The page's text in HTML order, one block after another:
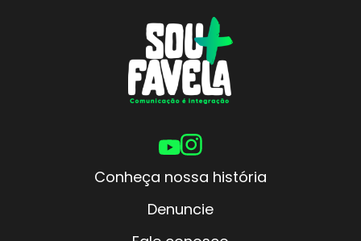
Conheça nossa história
Denuncie